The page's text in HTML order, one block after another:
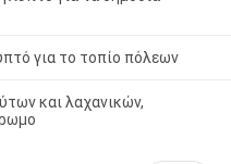
για το τοπίο πόλεων
και λαχανικών,